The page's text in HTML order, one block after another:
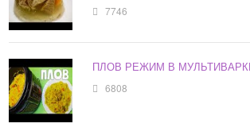
7746
ПЛОВ РЕЖИМ В
6808